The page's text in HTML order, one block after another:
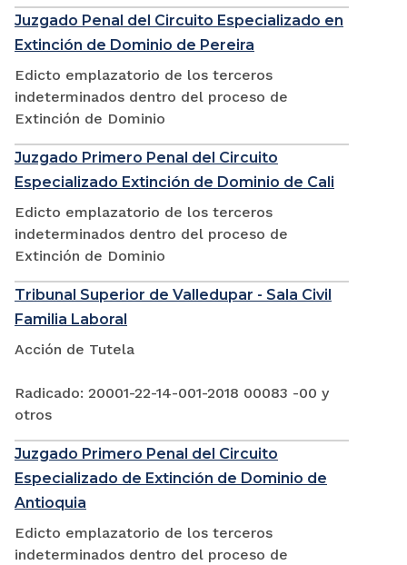
Juzgado Penal del Circuito Especializado en
Extinción de Dominio de Pereira
Edicto emplazatorio de los terceros
indeterminados dentro del proceso de
Extinción de Dominio
Juzgado Primero Penal del Circuito
Especializado Extinción de Dominio de Cali
Edicto emplazatorio de los terceros
indeterminados dentro del proceso de
Extinción de Dominio
Tribunal Superior de Valledupar - Sala Civil
Familia Laboral
Acción de Tutela
Radicado: 20001-22-14-001-2018 00083 -00 y
otros
Juzgado Primero Penal del Circuito
Especializado de Extinción de Dominio de
Antioquia
Edicto emplazatorio de los terceros
indeterminados dentro del proceso de